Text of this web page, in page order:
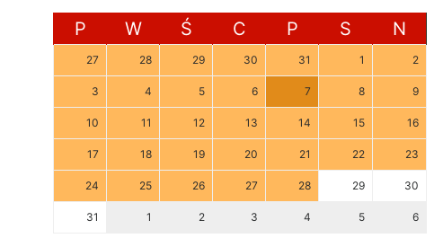
P W Ś C P S N
27 28 29 30 31 1 2
3 4 5 6 7 8 9
10 11 12 13 14 15 16
17 18 19 20 21 22 23
24 25 26 27 28 29 30
31 1 2 3 4 5 6